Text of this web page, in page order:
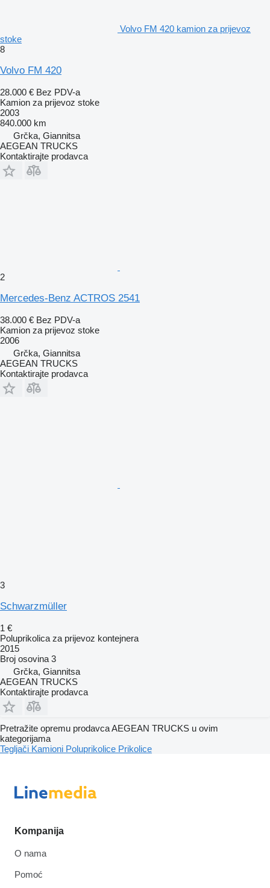
Volvo FM 420 kamion za prijevoz
stoke
8
Volvo FM 420
28.000 € Bez PDV-a
Kamion za prijevoz stoke
2003
840.000 km
Grčka, Giannitsa
AEGEAN TRUCKS
Kontaktirajte prodavca
2
Mercedes-Benz ACTROS 2541
38.000 € Bez PDV-a
Kamion za prijevoz stoke
2006
Grčka, Giannitsa
AEGEAN TRUCKS
Kontaktirajte prodavca
3
Schwarzmüller
1 €
Poluprikolica za prijevoz kontejnera
2015
Broj osovina 3
Grčka, Giannitsa
AEGEAN TRUCKS
Kontaktirajte prodavca
Pretražite opremu prodavca AEGEAN TRUCKS u ovim
kategorijama
Tegljači Kamioni Poluprikolice Prikolice
Kompanija
O nama
Pomoć